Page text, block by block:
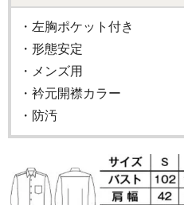
・左胸ポケット付き
・形態安定
・メンズ用
・衿元開襟カラー
・防汚